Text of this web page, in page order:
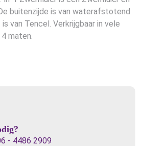
buitenzijde is van waterafstotend
van Tencel. Verkrijgbaar in vele
maten.
- 4486 2909